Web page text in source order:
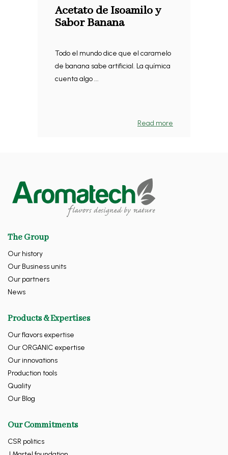
Acetato de Isoamilo y
Sabor Banana
Todo el mundo dice que el caramelo
de banana sabe artificial. La química
cuenta algo ...
Read more
The Group
Our history
Our Business units
Our partners
News
Products & Expertises
Our flavors expertise
Our ORGANIC expertise
Our innovations
Production tools
Quality
Our Blog
Our Commitments
CSR politics